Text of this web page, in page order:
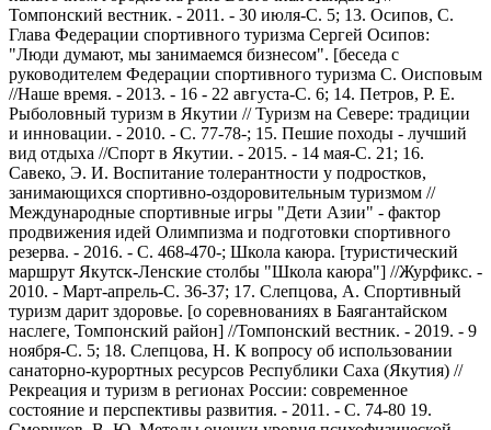
Томпонский вестник. - 2011. - 30 июля-С. 5; 13. Осипов, С.
Глава Федерации спортивного туризма Сергей Осипов:
"Люди думают, мы занимаемся бизнесом". [беседа с
руководителем Федерации спортивного туризма С. Оисповым
//Наше время. - 2013. - 16 - 22 августа-С. 6; 14. Петров, Р. Е.
Рыболовный туризм в Якутии // Туризм на Севере: традиции
и инновации. - 2010. - С. 77-78-; 15. Пешие походы - лучший
вид отдыха //Спорт в Якутии. - 2015. - 14 мая-С. 21; 16.
Савеко, Э. И. Воспитание толерантности у подростков,
занимающихся спортивно-оздоровительным туризмом //
Международные спортивные игры "Дети Азии" - фактор
продвижения идей Олимпизма и подготовки спортивного
резерва. - 2016. - С. 468-470-; Школа каюра. [туристический
маршрут Якутск-Ленские столбы "Школа каюра"] //Журфикс. -
2010. - Март-апрель-С. 36-37; 17. Слепцова, А. Спортивный
туризм дарит здоровье. [о соревнованиях в Баягантайском
наслеге, Томпонский район] //Томпонский вестник. - 2019. - 9
ноября-С. 5; 18. Слепцова, Н. К вопросу об использовании
санаторно-курортных ресурсов Республики Саха (Якутия) //
Рекреация и туризм в регионах России: современное
состояние и перспективы развития. - 2011. - С. 74-80 19.